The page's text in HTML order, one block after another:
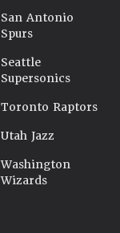
San Antonio
Spurs
Seattle
Supersonics
Toronto Raptors
Utah Jazz
Washington
Wizards